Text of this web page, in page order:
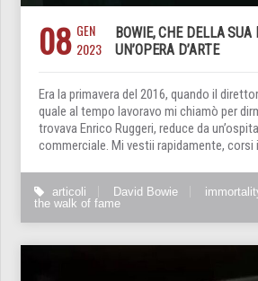
08 GEN
2023
BOWIE, CHE DELLA SUA
UN’OPERA D’ARTE
Era la primavera del 2016, quando il
quale al tempo lavoravo mi chiamò per
trovava Enrico Ruggeri, reduce da
commerciale. Mi vestii rapidamente, corsi
articoli David Bowie
the walk of fame